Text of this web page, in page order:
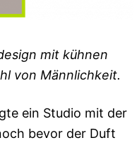
mit kühnen
von Männlichkeit.
ein Studio mit der
bevor der Duft